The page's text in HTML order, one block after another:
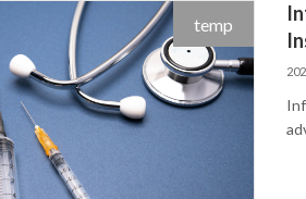
temp